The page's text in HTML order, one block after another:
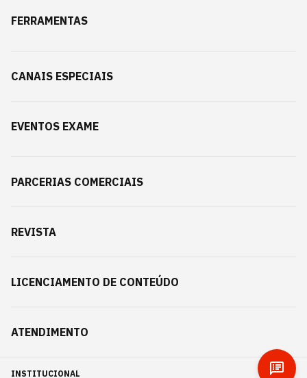
FERRAMENTAS
CANAIS ESPECIAIS
EVENTOS EXAME
PARCERIAS COMERCIAIS
REVISTA
LICENCIAMENTO DE CONTEÚDO
ATENDIMENTO
INSTITUCIONAL